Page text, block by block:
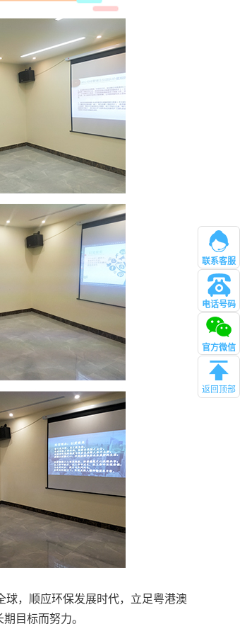
球，顺应环保发展时代，立足粤港澳
目标而努力。
联系客服
电话号码
管理
官方微信
返回顶部